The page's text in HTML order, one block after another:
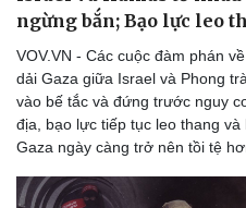
ngừng bắn; Bạo lực leo
VOV.VN - Các cuộc đàm phán
dải Gaza giữa Israel và Phong
vào bế tắc và đứng trước nguy
địa, bạo lực tiếp tục leo thang
Gaza ngày càng trở nên tồi tệ